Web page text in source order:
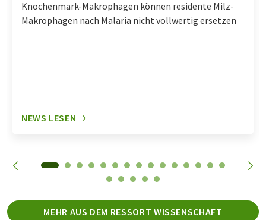
Knochenmark-Makrophagen können residente Milz-
Makrophagen nach Malaria nicht vollwertig ersetzen
NEWS LESEN
MEHR AUS DEM RESSORT WISSENSCHAFT